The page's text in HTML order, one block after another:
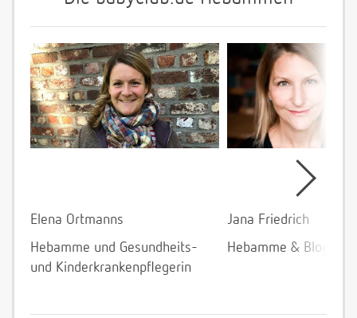
Elena Ortmanns
Hebamme und Gesundheits-
und Kinderkrankenpflegerin
Jana Friedrich
Hebamme &